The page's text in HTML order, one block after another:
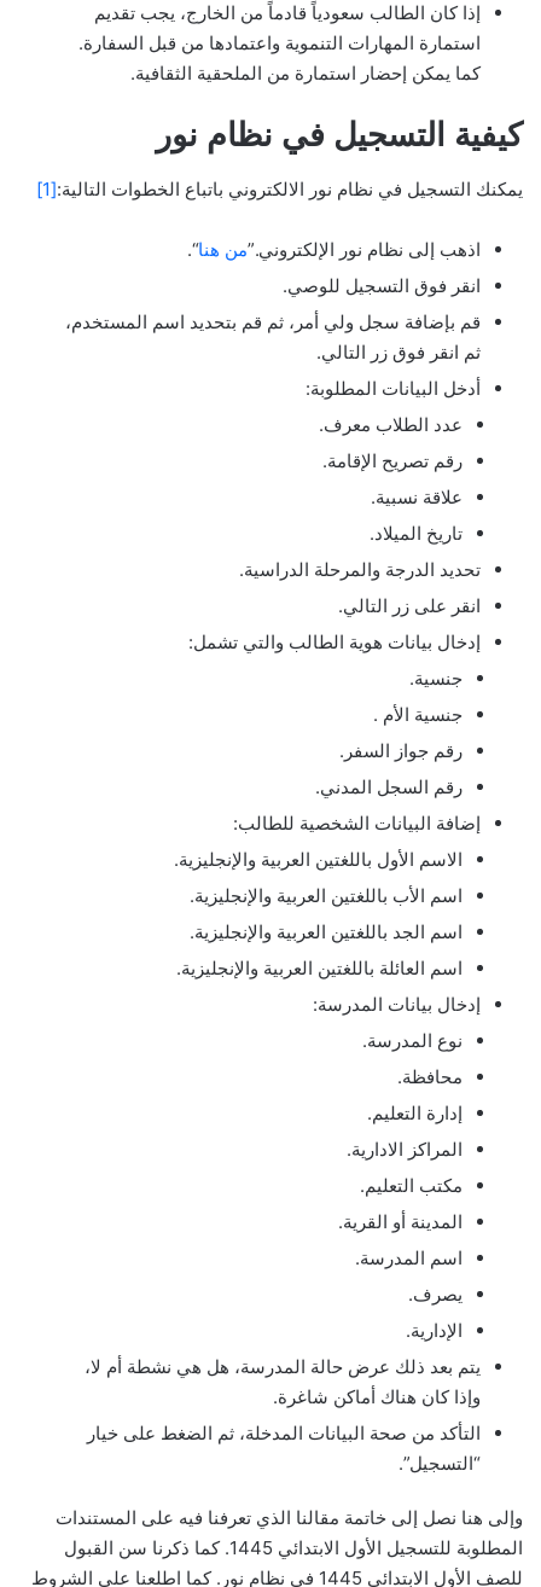
إذا كان الطالب سعودياً قادماً من الخارج، يجب تقديم
استمارة المهارات التنموية واعتمادها من قبل السفارة.
كما يمكن إحضار استمارة من الملحقية الثقافية.
كيفية التسجيل في نظام نور
يمكنك التسجيل في نظام نور الالكتروني باتباع الخطوات التالية:[1]
اذهب إلى نظام نور الإلكتروني.”من هنا“.
انقر فوق التسجيل للوصي.
قم بإضافة سجل ولي أمر، ثم قم بتحديد اسم المستخدم،
ثم انقر فوق زر التالي.
أدخل البيانات المطلوبة:
عدد الطلاب معرف.
رقم تصريح الإقامة.
علاقة نسبية.
تاريخ الميلاد.
تحديد الدرجة والمرحلة الدراسية.
انقر على زر التالي.
إدخال بيانات هوية الطالب والتي تشمل:
جنسية.
جنسية الأم .
رقم جواز السفر.
رقم السجل المدني.
إضافة البيانات الشخصية للطالب:
الاسم الأول باللغتين العربية والإنجليزية.
اسم الأب باللغتين العربية والإنجليزية.
اسم الجد باللغتين العربية والإنجليزية.
اسم العائلة باللغتين العربية والإنجليزية.
إدخال بيانات المدرسة:
نوع المدرسة.
محافظة.
إدارة التعليم.
المراكز الادارية.
مكتب التعليم.
المدينة أو القرية.
اسم المدرسة.
يصرف.
الإدارية.
يتم بعد ذلك عرض حالة المدرسة، هل هي نشطة أم لا،
وإذا كان هناك أماكن شاغرة.
التأكد من صحة البيانات المدخلة، ثم الضغط على خيار
“التسجيل”.
وإلى هنا نصل إلى خاتمة مقالنا الذي تعرفنا فيه على المستندات
المطلوبة للتسجيل الأول الابتدائي 1445. كما ذكرنا سن القبول
للصف الأول الابتدائي 1445 في نظام نور. كما اطلعنا على الشروط